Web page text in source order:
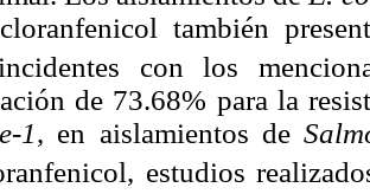
también
con los
de 73.68% para la
1, en aislamientos de
estudios